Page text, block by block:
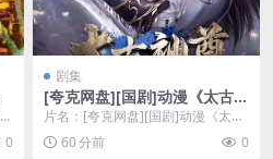
0
剧集
[夸克网盘][国剧]动漫《太古神
尊》（2026）动作 / 动画 / 奇
片名：[夸克网盘][国剧]动漫《太古
神尊》（2026）动作 / 动画 / 奇幻
... 60 分前 0